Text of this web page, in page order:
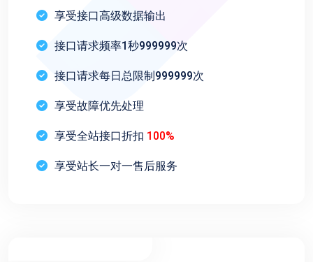
享受接口高级数据输出
接口请求频率1秒999999次
接口请求每日总限制999999次
享受故障优先处理
享受全站接口折扣 100%
享受站长一对一售后服务